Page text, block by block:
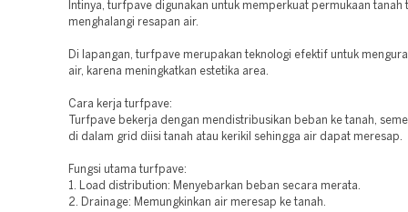
Intinya, turfpave digunakan untuk memperkuat permukaan tanah
menghalangi resapan air.
Di lapangan, turfpave merupakan teknologi efektif untuk
air, karena meningkatkan estetika area.
Cara kerja turfpave:
Turfpave bekerja dengan mendistribusikan beban ke tanah,
di dalam grid diisi tanah atau kerikil sehingga air dapat meresap.
Fungsi utama turfpave:
1. Load distribution: Menyebarkan beban secara merata.
2. Drainage: Memungkinkan air meresap ke tanah.